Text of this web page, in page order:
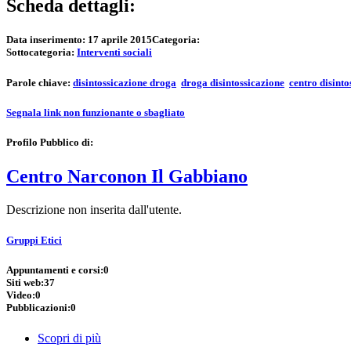
Scheda dettagli:
Data inserimento: 17 aprile 2015Categoria:
Sottocategoria: Interventi sociali
Parole chiave: disintossicazione droga droga disintossicazione centro
Segnala link non funzionante o sbagliato
Profilo Pubblico di:
Centro Narconon Il Gabbiano
Descrizione non inserita dall'utente.
Gruppi Etici
Appuntamenti e corsi:0
Siti web:37
Video:0
Pubblicazioni:0
Scopri di più